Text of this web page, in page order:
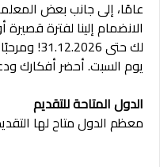
عامًا، إلى جانب بعض
الانضمام إلينا لفترة
لك حتى
يوم السبت. أحضر أفكارك
الدول المتاحة للتقديم
معظم الدول متاح لها